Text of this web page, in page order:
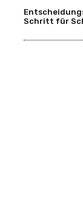
Schritt für